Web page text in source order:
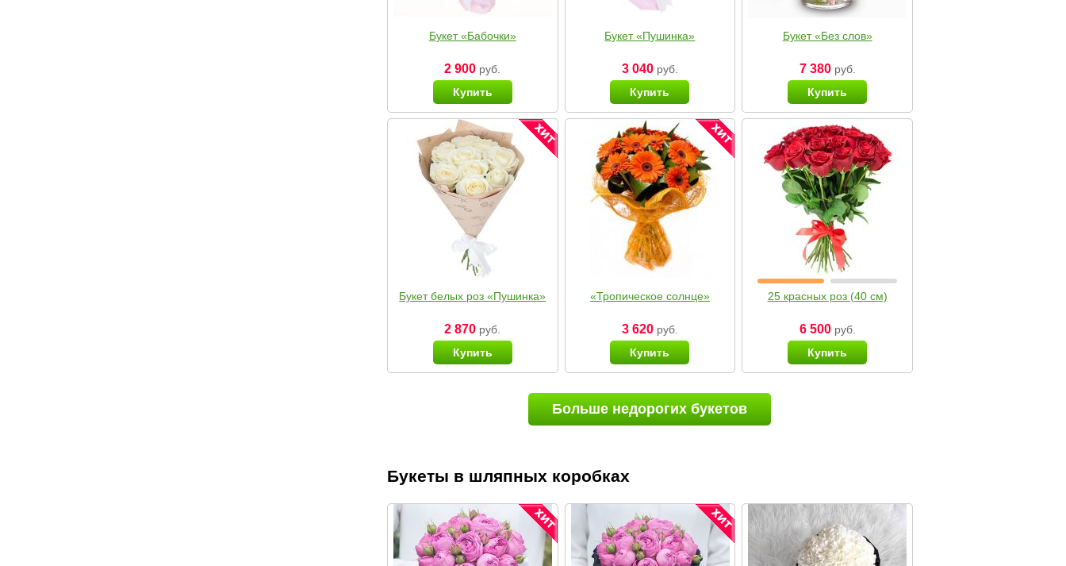
Букет «Бабочки»
2 900 руб.
Купить
Букет «Пушинка»
3 040руб.
Купить
Букет «Без слов»
7 380руб.
Купить
Букет белых роз «Пушинка»
2 870 руб.
Купить
«Тропическое солнце»
3 620руб.
Купить
25 красных роз (40 см)
6 500руб.
Купить
Больше недорогих букетов
Букеты в шляпных коробках